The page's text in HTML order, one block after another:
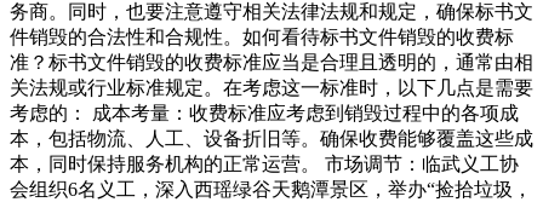
务商。同时，也要注意遵守相关法律法规和规定，确保标书文
件销毁的合法性和合规性。如何看待标书文件销毁的收费标
准？标书文件销毁的收费标准应当是合理且透明的，通常由相
关法规或行业标准规定。在考虑这一标准时，以下几点是需要
考虑的： 成本考量：收费标准应考虑到销毁过程中的各项成
本，包括物流、人工、设备折旧等。确保收费能够覆盖这些成
本，同时保持服务机构的正常运营。 市场调节：临武义工协
会组织6名义工，深入西瑶绿谷天鹅潭景区，举办“捡拾垃圾，